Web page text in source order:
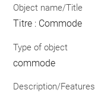
Object name/Title
Titre : Commode
Type of object
commode
Description/Features